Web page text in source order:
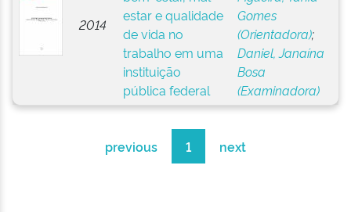
2014
estar e qualidade
de vida no
trabalho em uma
instituição
pública federal
Gomes
(Orientadora);
Daniel, Janaína
Bosa
(Examinadora)
previous 1 next